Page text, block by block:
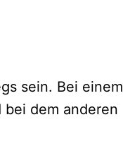
sein. Bei einem
dem anderen